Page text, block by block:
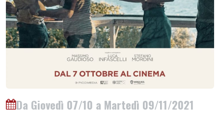
Da Giovedì 07/10 a Martedì 09/11/2021